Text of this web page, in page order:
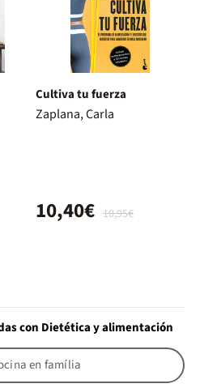
Cultiva tu fuerza
Zaplana, Carla
10,95€
10,40€
con Dietética y alimentación
en família